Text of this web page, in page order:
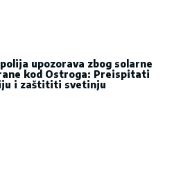
upozorava zbog solarne
kod Ostroga: Preispitati
i zaštititi svetinju